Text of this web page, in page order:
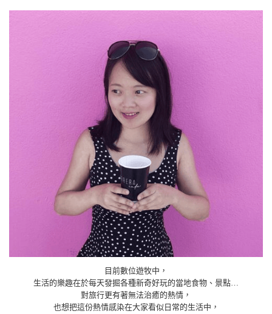
目前數位遊牧中，
生活的樂趣在於每天發掘各種新奇好玩的當地食物、景點…
對旅行更有著無法治癒的熱情，
也想把這份熱情感染在大家看似日常的生活中，